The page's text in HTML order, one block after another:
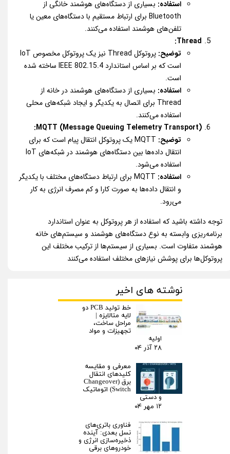
استفاده: بسیاری از دستگاه‌های هوشمند خانگی از
Bluetooth برای ارتباط مستقیم با دستگاه‌های معین یا
تلفن‌های هوشمند استفاده می‌کنند.
Thread:
توضیح:
پروتوکل Thread نیز یک پروتوکل مخصوص IoT
است که بر اساس استاندارد IEEE 802.15.4 ساخته شده
است.
استفاده: بسیاری از دستگاه‌های هوشمند در خانه از
Thread برای اتصال به یکدیگر و ایجاد شبکه‌های محلی
استفاده می‌کنند.
MQTT (Message Queuing Telemetry Transport):
توضیح:
MQTT یک پروتوکل انتقال پیام است که برای
انتقال داده‌ها بین دستگاه‌های هوشمند در شبکه‌های IoT
استفاده می‌شود.
استفاده:
MQTT برای ارتباط دستگاه‌های مختلف با یکدیگر
و انتقال داده‌ها به صورت کارا و کم مصرف انرژی به کار
می‌رود.
توجه داشته باشید که استفاده از هر پروتوکل به عنوان استاندارد
برنامه‌ریزی وابسته به نوع دستگاه‌های هوشمند و سیستم‌های خانه
هوشمند متفاوت است. بسیاری از سیستم‌ها از ترکیب مختلف این
پروتوکل‌ها برای پوشش نیازهای مختلف استفاده می‌کنند
نوشته های اخیر
خط تولید PCB دو
لایه متالایزه |
مراحل ساخت،
تجهیزات و مواد
اولیه
۲۸ آذر ۰۴
معرفی و مقایسه
کلیدهای انتقال
برق (Changeover
Switch) اتوماتیک
و دستی
۱۲ مهر ۰۴
فناوری باتری‌های
نسل بعدی: آینده
ذخیره‌سازی انرژی و
خودروهای برقی